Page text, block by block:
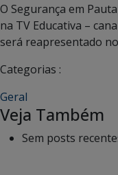
O Segurança em
na TV Educativa –
será reapresentado
Categorias :
Geral
Veja Também
Sem posts